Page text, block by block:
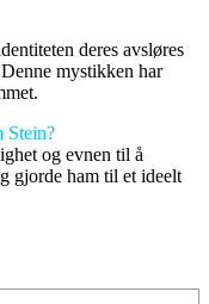
deres avsløres
mystikken har
Stein?
og evnen til å
gjorde ham til et ideelt